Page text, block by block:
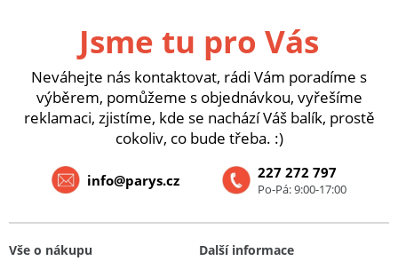
Jsme tu pro Vás
Neváhejte nás kontaktovat, rádi Vám poradíme s
výběrem, pomůžeme s objednávkou, vyřešíme
reklamaci, zjistíme, kde se nachází Váš balík, prostě
cokoliv, co bude třeba. :)
227 272 797
Po-Pá: 9:00-17:00
info@parys.cz
Vše o nákupu
Další informace